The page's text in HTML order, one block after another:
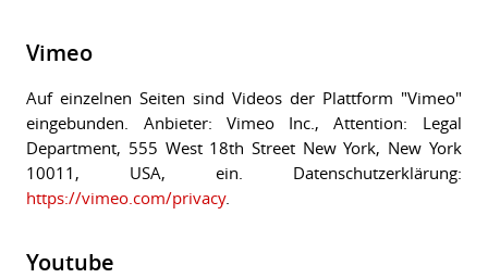
Vimeo
Auf einzelnen Seiten sind Videos der Plattform "Vimeo"
eingebunden. Anbieter: Vimeo Inc., Attention: Legal
Department, 555 West 18th Street New York, New York
10011, USA, ein. Datenschutzerklärung:
https://vimeo.com/privacy.
Youtube